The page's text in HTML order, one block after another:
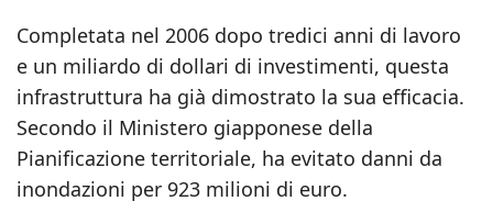
Completata nel 2006 dopo tredici anni di lavoro
e un miliardo di dollari di investimenti, questa
infrastruttura ha già dimostrato la sua efficacia.
Secondo il Ministero giapponese della
Pianificazione territoriale, ha evitato danni da
inondazioni per 923 milioni di euro.